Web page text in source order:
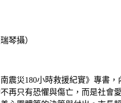
琴攝）
震災180小時救援紀實》專
再只有恐懼與傷亡，而是社